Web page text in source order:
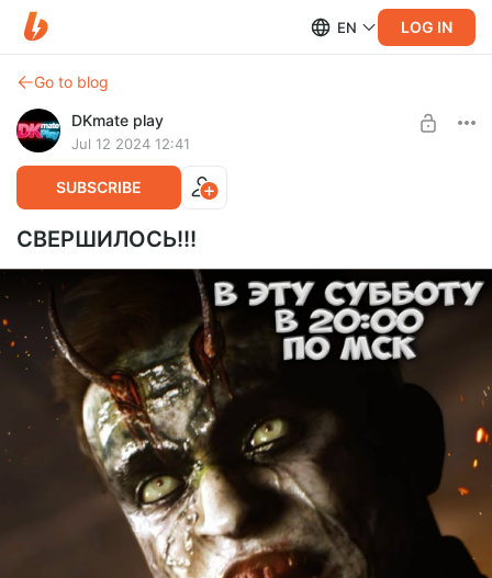
EN LOG IN
Go to blog
DKmate play
Jul 12 2024 12:41
SUBSCRIBE
СВЕРШИЛОСЬ!!!